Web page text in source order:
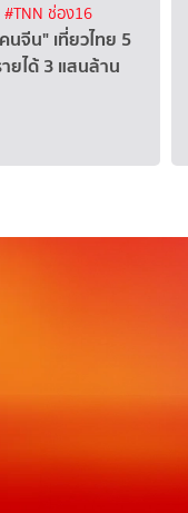
#TNN ช่อง16
นจีน" เที่ยวไทย 5
ยได้ 3 แสนล้าน